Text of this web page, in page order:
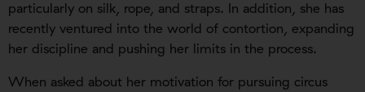
particularly on silk, rope, and straps. In addition, she has
recently ventured into the world of contortion, expanding
her discipline and pushing her limits in the process.
When asked about her motivation for pursuing circus